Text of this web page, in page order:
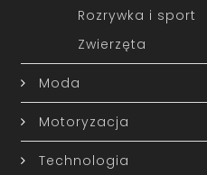
Rozrywka i sport
Zwierzęta
Moda
Motoryzacja
Technologia